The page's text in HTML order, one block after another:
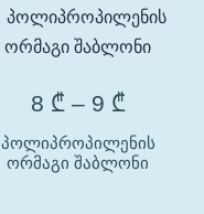
8 ₾ – 9 ₾
პოლიპროპილენის
ორმაგი შაბლონი